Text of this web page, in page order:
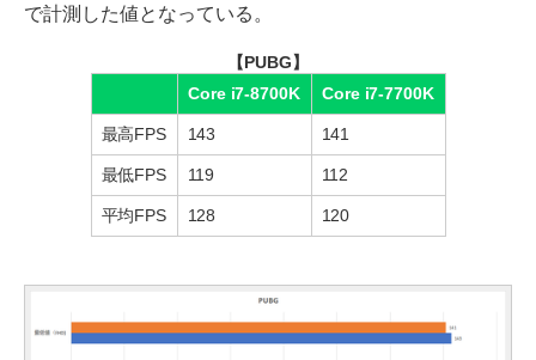
で計測した値となっている。
【PUBG】
Core i7-8700K
Core i7-7700K
最高FPS 143 141
最低FPS 119 112
平均FPS 128 120